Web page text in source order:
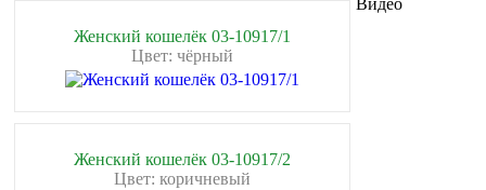
Женский кошелёк 03-10917/1
Цвет: чёрный
Женский кошелёк 03-10917/2
Цвет: коричневый
Видео